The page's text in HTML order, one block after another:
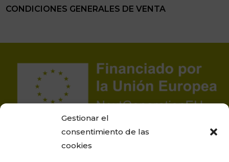
Gestionar el
consentimiento de las
cookies
CONDICIONES GENERALES DE VENTA